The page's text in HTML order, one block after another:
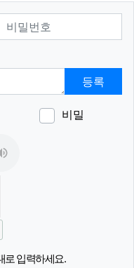
번호필수
등록
비밀
로 입력하세요.